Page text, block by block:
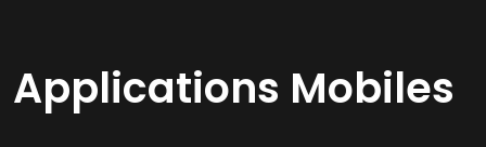
Applications Mobiles